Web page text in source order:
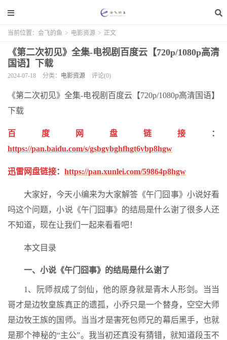
当前位置： 会飞的鱼 > 电影资源 > 正文
《第二次初见》全集-电视剧百度云【720p/1080p高清
国语】下载
2024-07-18 分类： 电影资源 评论(0)
《第二次初见》全集-电视剧百度云【720p/1080p高清国语】
下载
百度网盘链接
：
https://pan.baidu.com/s/gsbgvbghfhgt6vbp8hgw
迅雷网盘链接： https://pan.xunlei.com/59864p8hgw
大家好，今天小编来为大家解答《午门囧事》小说好看
吗这个问题，小说《午门囧事》的结局是什么谢了很多人还
不知道，现在让我们一起来看看吧！
本文目录
一、小说《午门囧事》的结局是什么谢了
1、阮师叔成了剑仙，他的原身就是青木人形剑。当当
哥才是边牧皇族真正的遗孤，小乔只是一个替身，空空大师
是边牧王族的国师。当当才是害死包师兄的幕后黑手，也就
是那个神秘的“主公”。我当初还真没有猜错，就知道段玉不